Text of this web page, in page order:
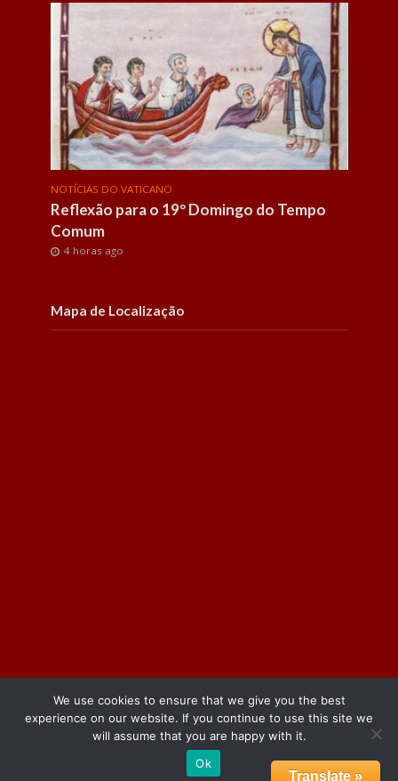
NOTÍCIAS DO VATICANO
Reflexão para o 19º Domingo do Tempo
Comum
4 horas ago
Mapa de Localização
Translate »
We use cookies to ensure that we give you the best
experience on our website. If you continue to use this site we
will assume that you are happy with it.
Ok